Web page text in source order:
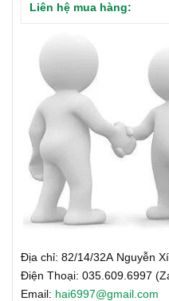
Liên hệ mua hàng:
Địa chỉ: 82/14/32A Nguyễn
Điện Thoại: 035.609.6997
Email: hai6997@gmail.com